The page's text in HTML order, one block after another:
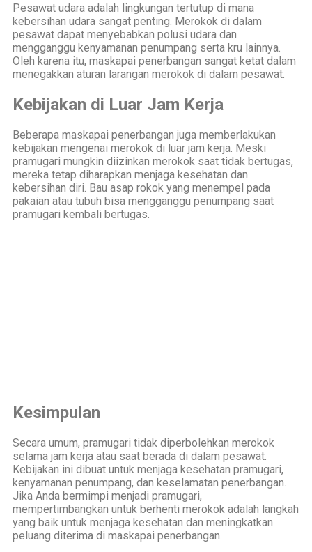
Pesawat udara adalah lingkungan tertutup di mana
kebersihan udara sangat penting. Merokok di dalam
pesawat dapat menyebabkan polusi udara dan
mengganggu kenyamanan penumpang serta kru lainnya.
Oleh karena itu, maskapai penerbangan sangat ketat dalam
menegakkan aturan larangan merokok di dalam pesawat.
Kebijakan di Luar Jam Kerja
Beberapa maskapai penerbangan juga memberlakukan
kebijakan mengenai merokok di luar jam kerja. Meski
pramugari mungkin diizinkan merokok saat tidak bertugas,
mereka tetap diharapkan menjaga kesehatan dan
kebersihan diri. Bau asap rokok yang menempel pada
pakaian atau tubuh bisa mengganggu penumpang saat
pramugari kembali bertugas.
Kesimpulan
Secara umum, pramugari tidak diperbolehkan merokok
selama jam kerja atau saat berada di dalam pesawat.
Kebijakan ini dibuat untuk menjaga kesehatan pramugari,
kenyamanan penumpang, dan keselamatan penerbangan.
Jika Anda bermimpi menjadi pramugari,
mempertimbangkan untuk berhenti merokok adalah langkah
yang baik untuk menjaga kesehatan dan meningkatkan
peluang diterima di maskapai penerbangan.